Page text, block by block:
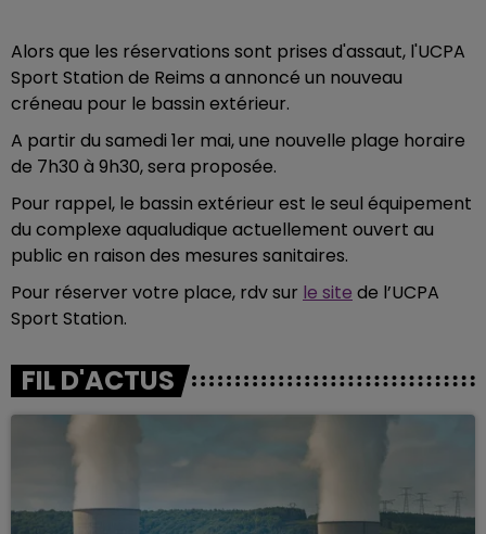
Alors que les réservations sont prises d'assaut, l'UCPA
Sport Station de Reims a annoncé un nouveau
créneau pour le bassin extérieur.
A partir du samedi 1er mai, une nouvelle plage horaire
de 7h30 à 9h30, sera proposée.
Pour rappel, le bassin extérieur est le seul équipement
du complexe aqualudique actuellement ouvert au
public en raison des mesures sanitaires.
Pour réserver votre place, rdv sur le site de l’UCPA
Sport Station.
FIL D'ACTUS